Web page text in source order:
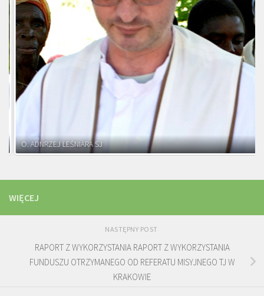
O. ADNRZEJ LEŚNIARA SJ
WIĘCEJ
NASTĘPNY POST
RAPORT Z WYKORZYSTANIA RAPORT Z WYKORZYSTANIA
FUNDUSZU OTRZYMANEGO OD REFERATU MISYJNEGO TJ W
KRAKOWIE